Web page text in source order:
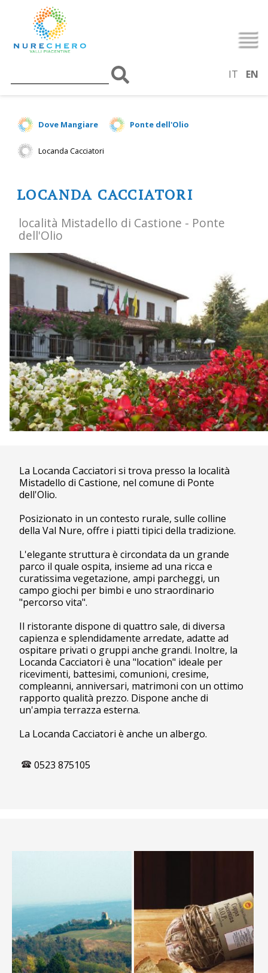
IT EN
Dove Mangiare Ponte dell'Olio
Locanda Cacciatori
LOCANDA CACCIATORI
località Mistadello di Castione - Ponte
dell'Olio
La Locanda Cacciatori si trova presso la località
Mistadello di Castione, nel comune di Ponte
dell'Olio.
Posizionato in un contesto rurale, sulle colline
della Val Nure, offre i piatti tipici della tradizione.
L'elegante struttura è circondata da un grande
parco il quale ospita, insieme ad una ricca e
curatissima vegetazione, ampi parcheggi, un
campo giochi per bimbi e uno straordinario
"percorso vita".
Il ristorante dispone di quattro sale, di diversa
capienza e splendidamente arredate, adatte ad
ospitare privati o gruppi anche grandi. Inoltre, la
Locanda Cacciatori è una "location" ideale per
ricevimenti, battesimi, comunioni, cresime,
compleanni, anniversari, matrimoni con un ottimo
rapporto qualità prezzo. Dispone anche di
un'ampia terrazza esterna.
La Locanda Cacciatori è anche un albergo.
0523 875105